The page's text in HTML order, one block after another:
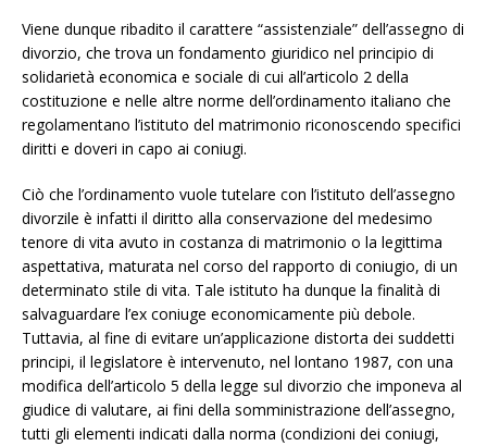
Viene dunque ribadito il carattere “assistenziale” dell’assegno di
divorzio, che trova un fondamento giuridico nel principio di
solidarietà economica e sociale di cui all’articolo 2 della
costituzione e nelle altre norme dell’ordinamento italiano che
regolamentano l’istituto del matrimonio riconoscendo specifici
diritti e doveri in capo ai coniugi.
Ciò che l’ordinamento vuole tutelare con l’istituto dell’assegno
divorzile è infatti il diritto alla conservazione del medesimo
tenore di vita avuto in costanza di matrimonio o la legittima
aspettativa, maturata nel corso del rapporto di coniugio, di un
determinato stile di vita. Tale istituto ha dunque la finalità di
salvaguardare l’ex coniuge economicamente più debole.
Tuttavia, al fine di evitare un’applicazione distorta dei suddetti
principi, il legislatore è intervenuto, nel lontano 1987, con una
modifica dell’articolo 5 della legge sul divorzio che imponeva al
giudice di valutare, ai fini della somministrazione dell’assegno,
tutti gli elementi indicati dalla norma (condizioni dei coniugi,